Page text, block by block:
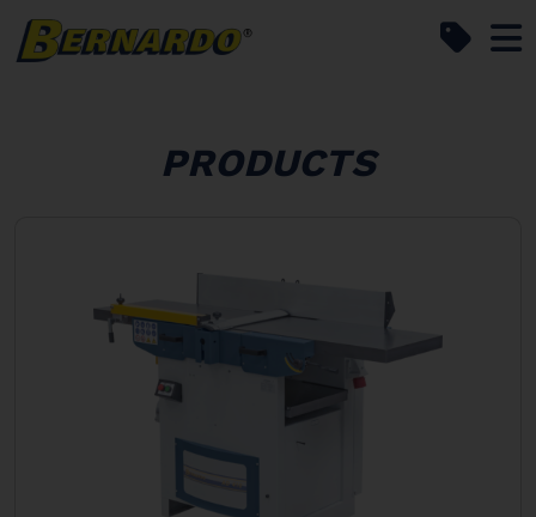
PRODUCTS